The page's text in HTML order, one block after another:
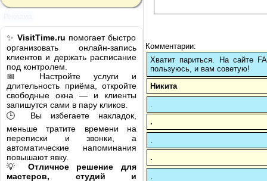
✨ VisitTime.ru помогает быстро
организовать онлайн-запись
клиентов и держать расписание
под контролем.
📅 Настройте услуги и
длительность приёма, откройте
свободные окна — и клиенты
запишутся сами в пару кликов.
🕒 Вы избегаете накладок,
меньше тратите времени на
переписки и звонки, а
автоматические напоминания
повышают явку.
💡 Отличное решение для
мастеров, студий и
Комментарии:
Хватит париться. На сайте
пользуюсь, и вам советую!
Никита
.
.